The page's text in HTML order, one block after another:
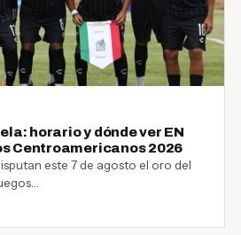
horario y dónde ver EN
Centroamericanos 2026
este 7 de agosto el oro del